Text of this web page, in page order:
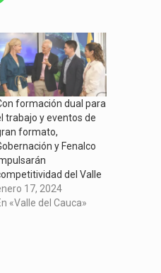
WhatsApp
(Se
abre
en
una
ventana
nueva)
formación dual para
trabajo y eventos de
formato,
y Fenalco
del Valle
17, 2024
«Valle del Cauca»